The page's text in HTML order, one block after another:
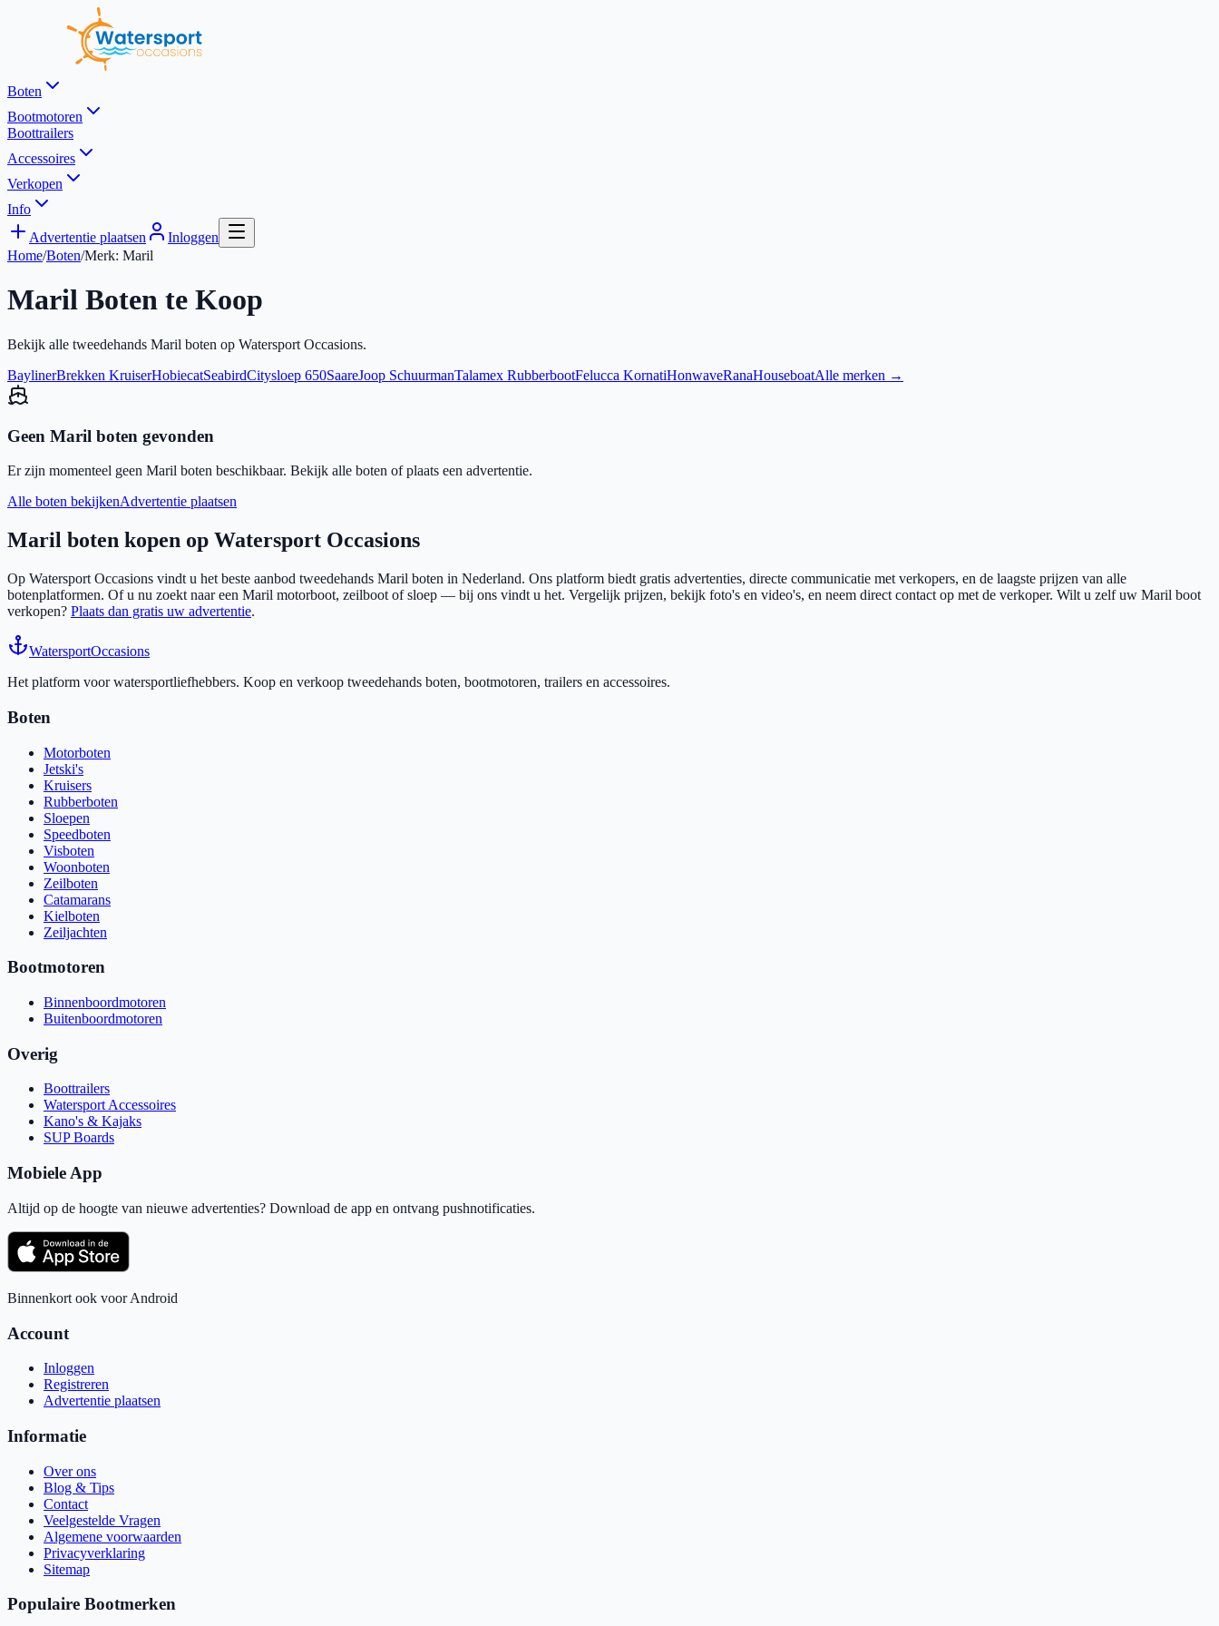
Boten
Bootmotoren
Boottrailers
Accessoires
Verkopen
Info
Advertentie plaatsen
Inloggen
Home/Boten/Merk: Maril
Maril Boten te Koop
Bekijk alle tweedehands Maril boten op Watersport Occasions.
BaylinerBrekken KruiserHobiecatSeabirdCitysloep 650SaareJoop SchuurmanTalamex RubberbootFelucca KornatiHonwaveRanaHouseboatAlle merken →
Geen Maril boten gevonden
Er zijn momenteel geen Maril boten beschikbaar. Bekijk alle boten of plaats een advertentie.
Alle boten bekijkenAdvertentie plaatsen
Maril boten kopen op Watersport Occasions
Op Watersport Occasions vindt u het beste aanbod tweedehands Maril boten in Nederland. Ons platform biedt gratis advertenties, directe communicatie met verkopers, en de laagste prijzen van alle
botenplatformen. Of u nu zoekt naar een Maril motorboot, zeilboot of sloep — bij ons vindt u het. Vergelijk prijzen, bekijk foto's en video's, en neem direct contact op met de verkoper. Wilt u zelf uw Maril boot
verkopen? Plaats dan gratis uw advertentie.
WatersportOccasions
Het platform voor watersportliefhebbers. Koop en verkoop tweedehands boten, bootmotoren, trailers en accessoires.
Boten
Motorboten
Jetski's
Kruisers
Rubberboten
Sloepen
Speedboten
Visboten
Woonboten
Zeilboten
Catamarans
Kielboten
Zeiljachten
Bootmotoren
Binnenboordmotoren
Buitenboordmotoren
Overig
Boottrailers
Watersport Accessoires
Kano's & Kajaks
SUP Boards
Mobiele App
Altijd op de hoogte van nieuwe advertenties? Download de app en ontvang pushnotificaties.
Binnenkort ook voor Android
Account
Inloggen
Registreren
Advertentie plaatsen
Informatie
Over ons
Blog & Tips
Contact
Veelgestelde Vragen
Algemene voorwaarden
Privacyverklaring
Sitemap
Populaire Bootmerken